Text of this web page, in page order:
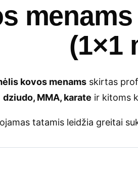
(1×1
kovos menamsskirtas
dziudo, MMA, karate ir kitoms
tatamis leidžia greitai